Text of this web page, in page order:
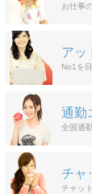
お仕事
アッ
No1を
通勤
全国通
チャ
チャッ